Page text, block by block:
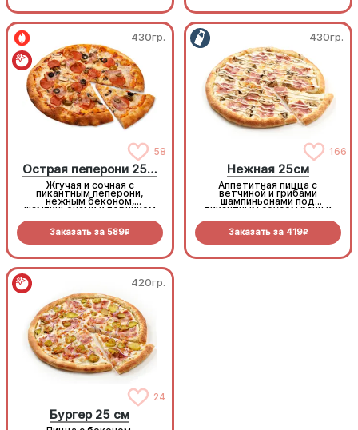
430гр.
58
Острая пеперони 25cм
Жгучая и сочная с
пикантным пеперони,
нежным беконом,
шампиньонами и перчиком
Заказать за 589R
430гр.
166
Нежная 25см
Аппетитная пицца с
ветчиной и грибами
шампиньонами под
пикантным соусом ранч и
Заказать за 419R
420гр.
24
Бургер 25 см